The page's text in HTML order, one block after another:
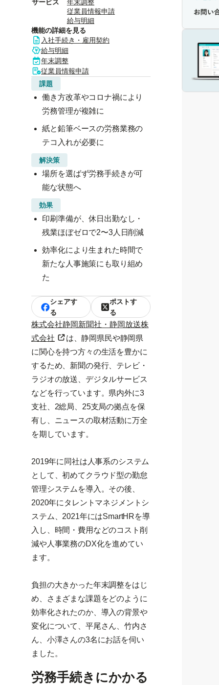
サービス
年末調整
従業員情報申請
給与明細
機能の詳細を見る
入社手続き・雇用契約
給与明細
年末調整
従業員情報申請
課題
働き方改革やコロナ禍により
労務管理が複雑に
紙と鉛筆ベースの労務業務の
テコ入れが必要に
解決策
場所を選ばず労務手続きが可
能な状態へ
効果
印刷準備が、休日出勤なし・
残業ほぼゼロで2〜3人日削減
効率化により生まれた時間で
新たな人事施策にも取り組め
た
シェアす
る
ポストす
る
株式会社静岡新聞社・静岡放送株
式会社
は、静岡県民や静岡県
に関心を持つ方々の生活を豊かに
するため、新聞の発行、テレビ・
ラジオの放送、デジタルサービス
などを行っています。県内外に3
支社、2総局、25支局の拠点を保
有し、ニュースの取材活動に万全
を期しています。
2019年に同社は人事系のシステム
として、初めてクラウド型の勤怠
管理システムを導入。その後、
2020年にタレントマネジメントシ
ステム、2021年にはSmartHRを導
入し、時間・費用などのコスト削
減や人事業務のDX化を進めてい
ます。
負担の大きかった年末調整をはじ
め、さまざまな課題をどのように
効率化されたのか、導入の背景や
変化について、平尾さん、竹内さ
ん、小澤さんの3名にお話を伺い
ました。
労務手続きにかかる